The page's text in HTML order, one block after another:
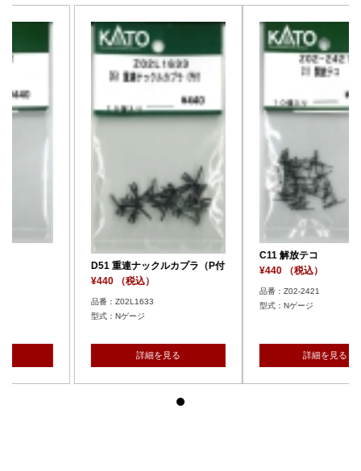
C11 解放テコ
¥440 （税込）
型式：Nゲージ
詳細を見る
D51 重連ナックルカプ
品番：Z02L1633
詳細を見る